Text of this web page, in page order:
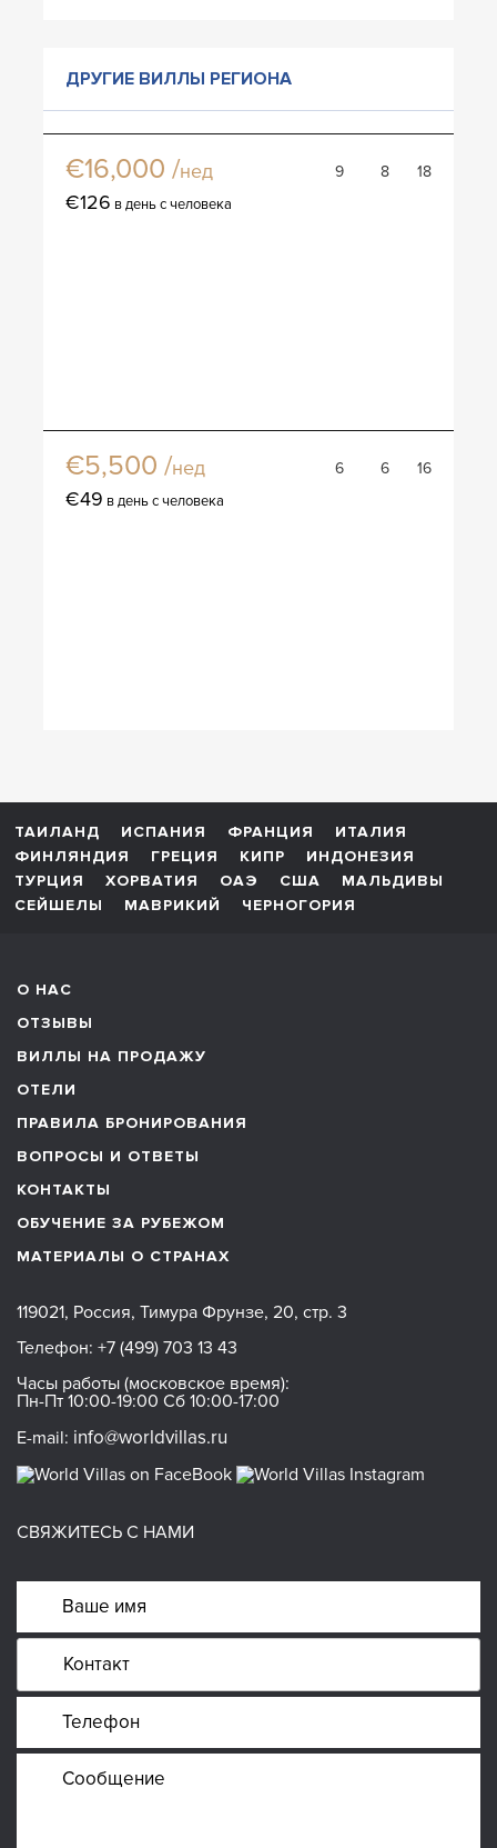
ДРУГИЕ ВИЛЛЫ РЕГИОНА
Вилла Монако
€16,000 /нед 9 8 18
€126 в день с человека
€5,500 /нед 6 6 16
€49 в день с человека
ТАИЛАНД ИСПАНИЯ ФРАНЦИЯ
ИТАЛИЯ
ФИНЛЯНДИЯ
ГРЕЦИЯ КИПР
ИНДОНЕЗИЯ
ТУРЦИЯ
ХОРВАТИЯ ОАЭ США
МАЛЬДИВЫ
СЕЙШЕЛЫ
МАВРИКИЙ ЧЕРНОГОРИЯ
О НАС
ОТЗЫВЫ
ВИЛЛЫ НА ПРОДАЖУ
ОТЕЛИ
ПРАВИЛА БРОНИРОВАНИЯ
ВОПРОСЫ И ОТВЕТЫ
КОНТАКТЫ
ОБУЧЕНИЕ ЗА РУБЕЖОМ
МАТЕРИАЛЫ О СТРАНАХ
119021, Россия, Тимура Фрунзе, 20, стр. 3
Телефон: +7 (499) 703 13 43
Часы работы (московское время):
Пн-Пт 10:00-19:00 Сб 10:00-17:00
E-mail: info@worldvillas.ru
СВЯЖИТЕСЬ С НАМИ